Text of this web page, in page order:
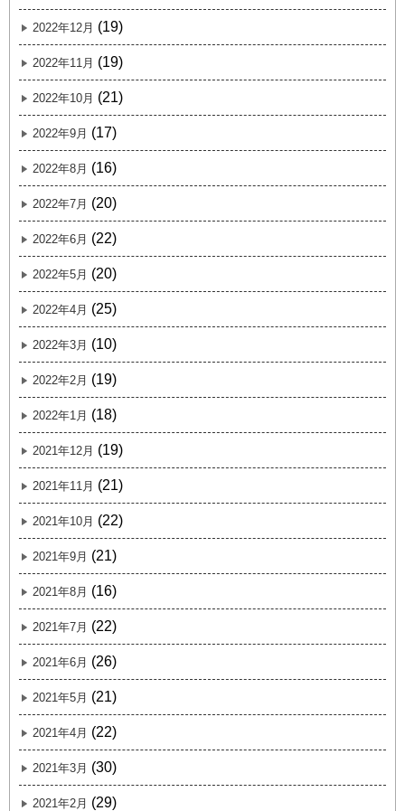
2022年12月 (19)
2022年11月 (19)
2022年10月 (21)
2022年9月 (17)
2022年8月 (16)
2022年7月 (20)
2022年6月 (22)
2022年5月 (20)
2022年4月 (25)
2022年3月 (10)
2022年2月 (19)
2022年1月 (18)
2021年12月 (19)
2021年11月 (21)
2021年10月 (22)
2021年9月 (21)
2021年8月 (16)
2021年7月 (22)
2021年6月 (26)
2021年5月 (21)
2021年4月 (22)
2021年3月 (30)
2021年2月 (29)